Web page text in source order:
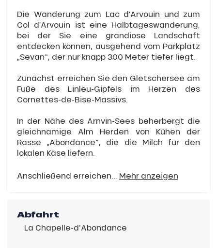
Die Wanderung zum Lac d’Arvouin und zum
Col d’Arvouin ist eine Halbtageswanderung,
bei der Sie eine grandiose Landschaft
entdecken können, ausgehend vom Parkplatz
„Sevan“, der nur knapp 300 Meter tiefer liegt.
Zunächst erreichen Sie den Gletschersee am
Fuße des Linleu-Gipfels im Herzen des
Cornettes-de-Bise-Massivs.
In der Nähe des Arnvin-Sees beherbergt die
gleichnamige Alm Herden von Kühen der
Rasse „Abondance“, die die Milch für den
lokalen Käse liefern.
Anschließend erreichen... Mehr anzeigen
Abfahrt
La Chapelle-d'Abondance